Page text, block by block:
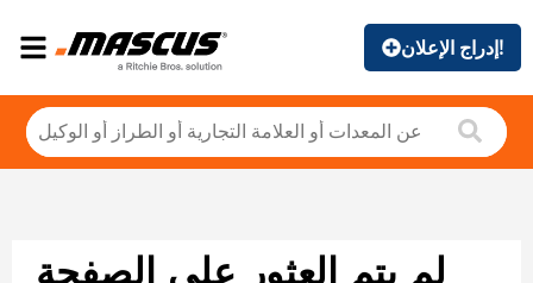
إدراج الإعلان!